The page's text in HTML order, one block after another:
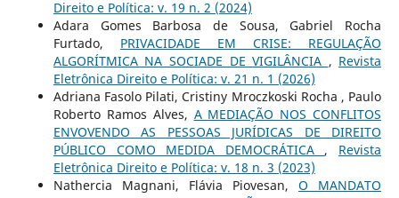
Direito e Política: v. 19 n. 2 (2024)
Adara Gomes Barbosa de Sousa, Gabriel Rocha
Furtado, PRIVACIDADE EM CRISE: REGULAÇÃO
ALGORÍTMICA NA SOCIADE DE VIGILÂNCIA , Revista
Eletrônica Direito e Política: v. 21 n. 1 (2026)
Adriana Fasolo Pilati, Cristiny Mroczkoski Rocha , Paulo
Roberto Ramos Alves, A MEDIAÇÃO NOS CONFLITOS
ENVOVENDO AS PESSOAS JURÍDICAS DE DIREITO
PÚBLICO COMO MEDIDA DEMOCRÁTICA , Revista
Eletrônica Direito e Política: v. 18 n. 3 (2023)
Nathercia Magnani, Flávia Piovesan,O MANDATO